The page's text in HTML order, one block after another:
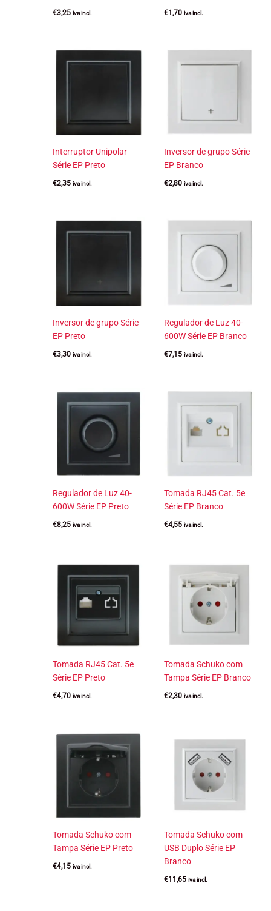
€3,25 iva incl. €1,70 iva incl.
Interruptor Unipolar
Série EP Preto
€2,35 iva incl.
Inversor de grupo Série
EP Branco
€2,80 iva incl.
Inversor de grupo Série
EP Preto
€3,30 iva incl.
Regulador de Luz 40-
600W Série EP Branco
€7,15 iva incl.
Regulador de Luz 40-
600W Série EP Preto
€8,25 iva incl.
Tomada RJ45 Cat. 5e
Série EP Branco
€4,55 iva incl.
Tomada RJ45 Cat. 5e
Série EP Preto
€4,70 iva incl.
Tomada Schuko com
Tampa Série EP Branco
€2,30 iva incl.
Tomada Schuko com
Tampa Série EP Preto
€4,15 iva incl.
Tomada Schuko com
USB Duplo Série EP
Branco
€11,65 iva incl.